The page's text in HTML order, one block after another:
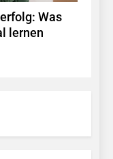
Was
lernen